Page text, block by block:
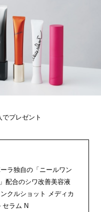
プレゼント
ラ独自の「ニールワン
配合のシワ改善美容液
ンクルショット メディカ
セラム N